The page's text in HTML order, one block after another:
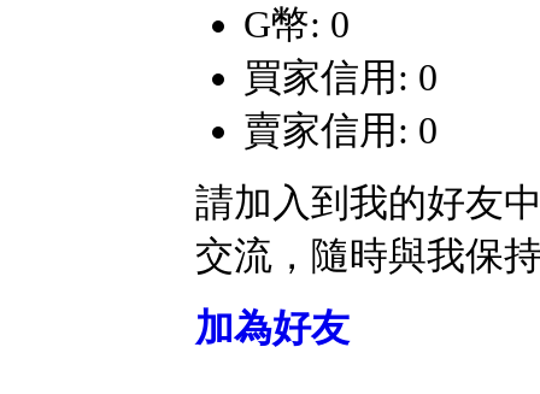
G幣: 0
買家信用: 0
賣家信用: 0
請加入到我的好友
交流，隨時與我保
加為好友